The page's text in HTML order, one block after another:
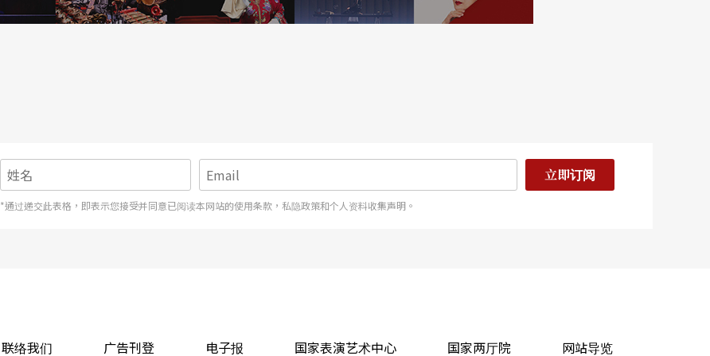
立即订阅
*通过递交此表格，即表示您接受并同意已阅读本网站的使用条款，私隐政策和个人资料收集声明。
联络我们 广告刊登 电子报 国家表演艺术中心 国家两厅院 网站导览